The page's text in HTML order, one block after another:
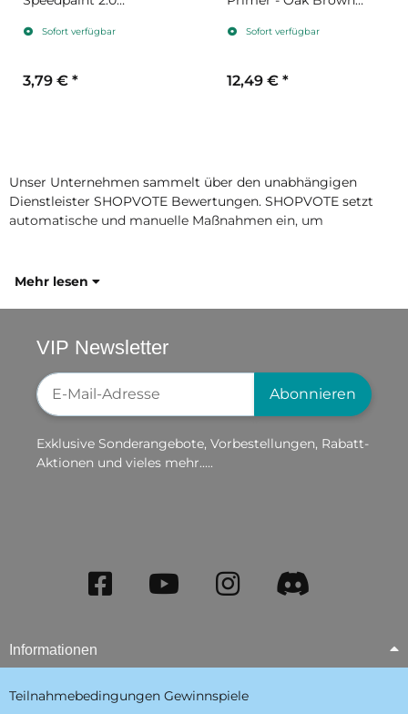
Sofort verfügbar
3,79 € *
Sofort verfügbar
12,49 € *
Unser Unternehmen sammelt über den unabhängigen
Dienstleister SHOPVOTE Bewertungen. SHOPVOTE setzt
automatische und manuelle Maßnahmen ein, um
Mehr lesen
VIP Newsletter
Newsletter-Registrierung
Abonnieren
Exklusive Sonderangebote, Vorbestellungen, Rabatt-
Aktionen und vieles mehr.....
Informationen
Teilnahmebedingungen Gewinnspiele